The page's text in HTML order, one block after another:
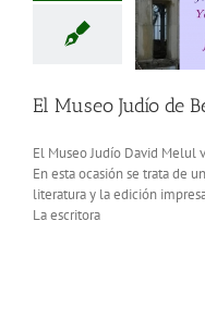
El Museo Judío de
El Museo Judío David Melul
En esta ocasión se trata de
literatura y la edición
La escritora